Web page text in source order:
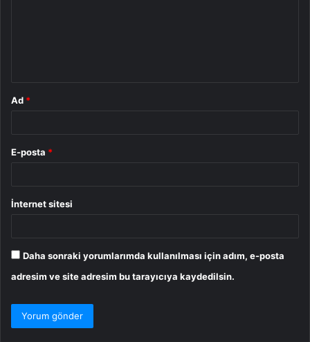
Ad *
E-posta *
İnternet sitesi
Daha sonraki yorumlarımda kullanılması için adım, e-posta
adresim ve site adresim bu tarayıcıya kaydedilsin.